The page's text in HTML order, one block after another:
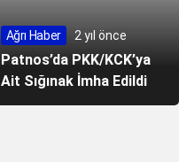
Ağrı Haber 2 yıl önce
Patnos’da PKK/KCK’ya
Ait Sığınak İmha Edildi